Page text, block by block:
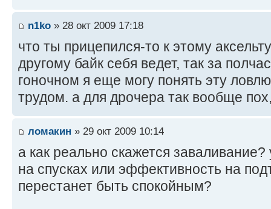
n1ko » 28 окт 2009 17:18
что ты прицепился-то к этому
другому байк себя ведет, так за
гоночном я еще могу понять эту
трудом. а для дрочера так вообще
ломакин » 29 окт 2009 10:14
а как реально скажется
на спусках или эффективность на
перестанет быть спокойным?